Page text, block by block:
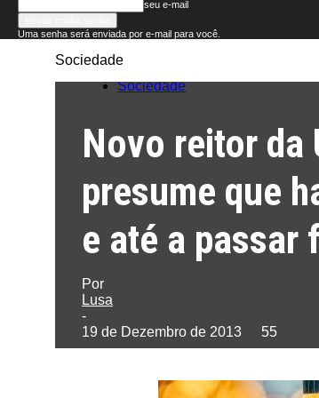
seu e-mail
Uma senha será enviada por e-mail para você.
Sociedade
Sociedade
Novo reitor da
presume que
e até a passar
Por
Lusa
-
19 de Dezembro de 2013
55